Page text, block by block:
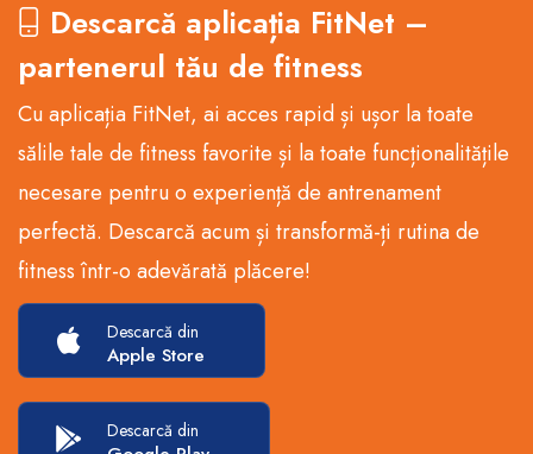
Descarcă aplicația FitNet –
partenerul tău de fitness
Cu aplicația FitNet, ai acces rapid și ușor la toate
sălile tale de fitness favorite și la toate funcționalitățile
necesare pentru o experiență de antrenament
perfectă. Descarcă acum și transformă-ți rutina de
fitness într-o adevărată plăcere!
Descarcă din
Apple Store
Descarcă din